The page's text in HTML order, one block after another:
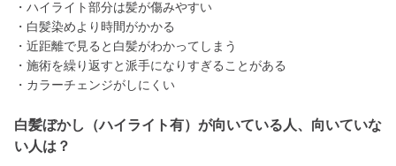
・ハイライト部分は髪が傷みやすい
・白髪染めより時間がかかる
・近距離で見ると白髪がわかってしまう
・施術を繰り返すと派手になりすぎることがある
・カラーチェンジがしにくい
白髪ぼかし（ハイライト有）が向いている人、向いていな
い人は？